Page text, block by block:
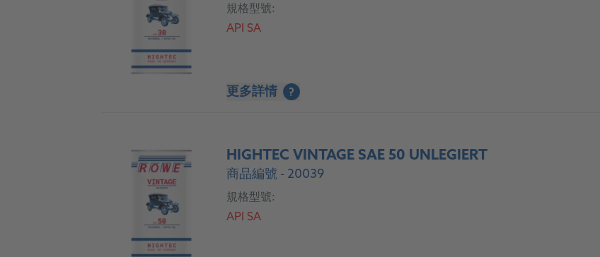
規格型號:
API SA
更多詳情 ?
HIGHTEC VINTAGE SAE 50 UNLEGIERT
商品編號 - 20039
規格型號:
API SA